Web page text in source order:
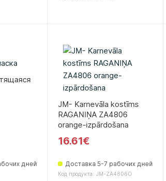
дней
JM- Karnevāla kostīms
RAGANIŅA ZA4806
orange-izpārdošana
16.61€
Доставка 5-7 рабочих дней
Код продукта: JM-ZA4806O